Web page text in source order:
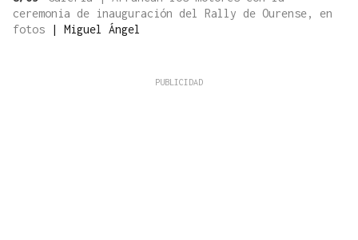
ceremonia de inauguración del Rally de Ourense, en
fotos
| Miguel Ángel